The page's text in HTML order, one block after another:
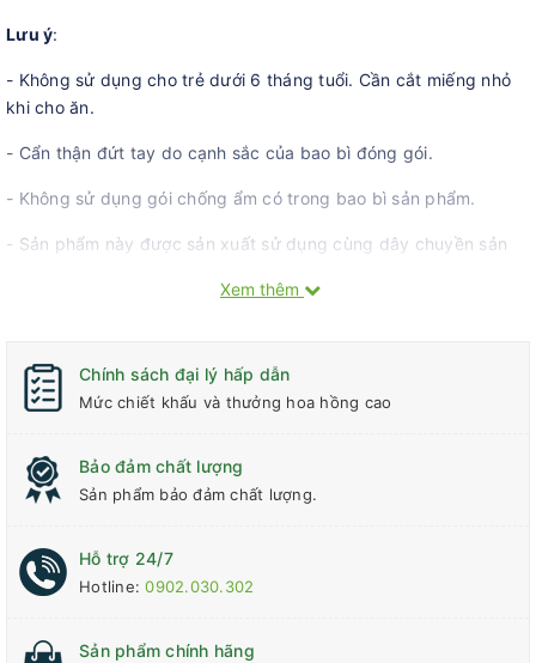
Lưu ý:
- Không sử dụng cho trẻ dưới 6 tháng tuổi. Cần cắt miếng nhỏ
khi cho ăn.
- Cẩn thận đứt tay do cạnh sắc của bao bì đóng gói.
- Không sử dụng gói chống ẩm có trong bao bì sản phẩm.
- Sản phẩm này được sản xuất sử dụng cùng dây chuyền sản
cua, hạt thông, thịt lợn, đào, cà chua, quả óc chó, thịt gà, thịt
được nêu trên.
Chứng nhận hữu cơ USDA và Hàn Quốc
Xem thêm
Chính sách đại lý hấp dẫn
Mức chiết khấu và thưởng hoa hồng cao
Bảo đảm chất lượng
Sản phẩm bảo đảm chất lượng.
Hỗ trợ 24/7
Hotline:0902.030.302
Sản phẩm chính hãng